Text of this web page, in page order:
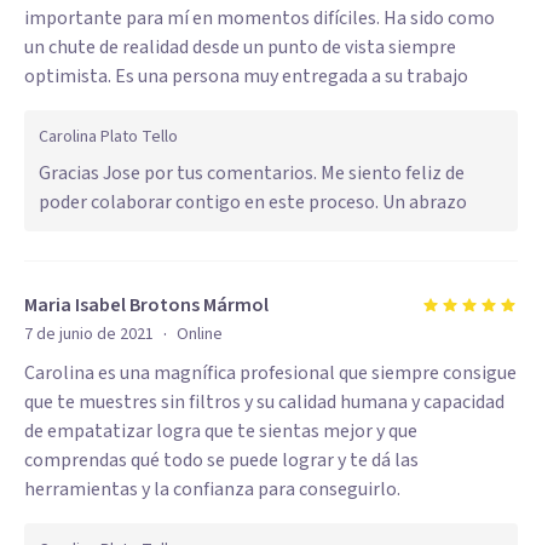
importante para mí en momentos difíciles. Ha sido como
un chute de realidad desde un punto de vista siempre
optimista. Es una persona muy entregada a su trabajo
Carolina Plato Tello
Gracias Jose por tus comentarios. Me siento feliz de
poder colaborar contigo en este proceso. Un abrazo
Maria Isabel Brotons Mármol
7 de junio de 2021 · Online
Carolina es una magnífica profesional que siempre consigue
que te muestres sin filtros y su calidad humana y capacidad
de empatatizar logra que te sientas mejor y que
comprendas qué todo se puede lograr y te dá las
herramientas y la confianza para conseguirlo.